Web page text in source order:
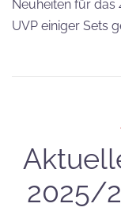
Neuheiten für das
UVP einiger Sets
2025/